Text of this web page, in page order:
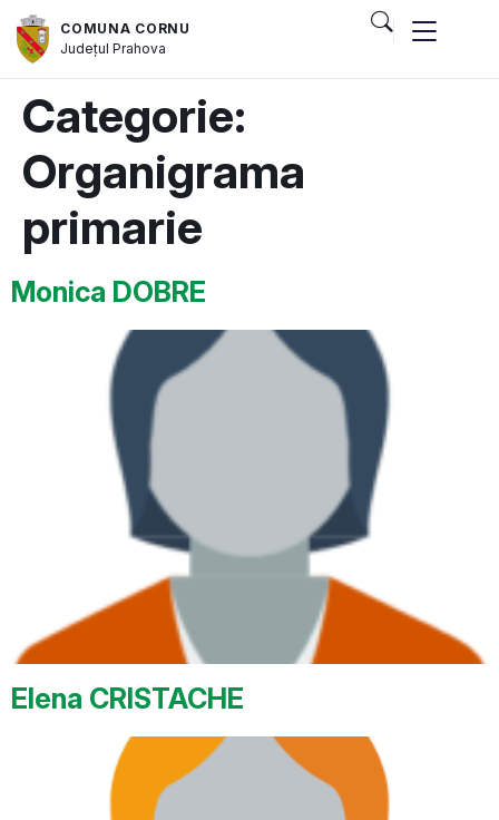
COMUNA CORNU
JudețulPrahova
Categorie:
Organigrama
primarie
Monica DOBRE
Elena CRISTACHE